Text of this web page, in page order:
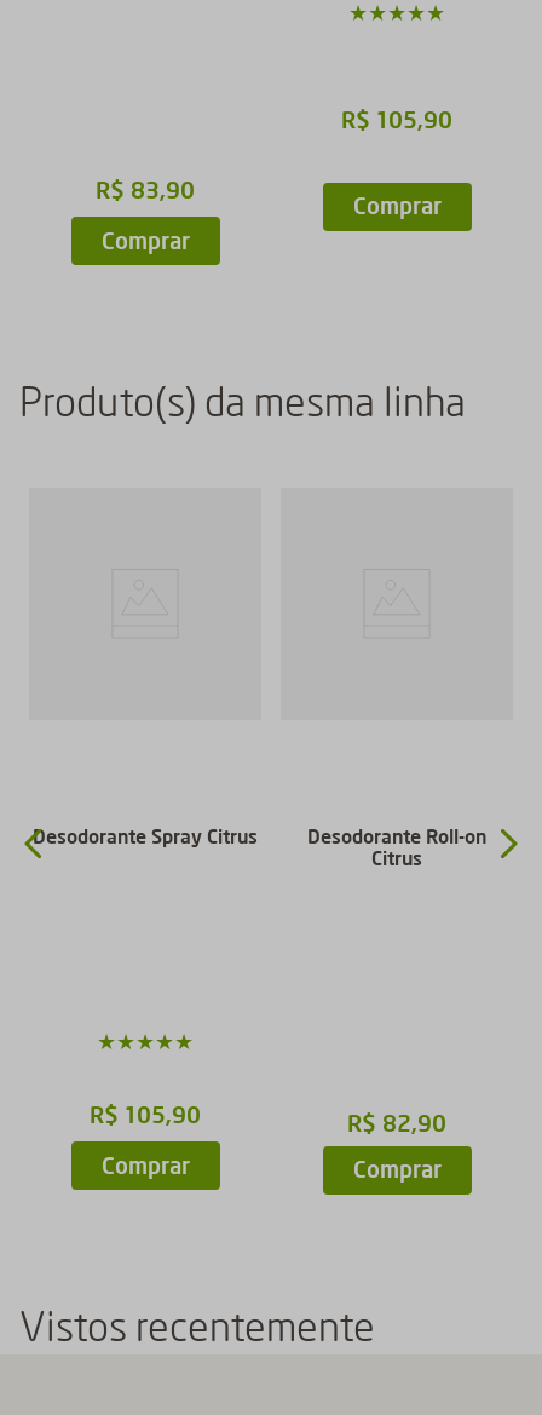
R$ 83,90
Comprar
★★★★★
R$ 105,90
Comprar
Produto(s) da mesma linha
Desodorante Spray Citrus
★★★★★
R$ 105,90
Comprar
Desodorante Roll-on
Citrus
R$ 82,90
Comprar
Vistos recentemente